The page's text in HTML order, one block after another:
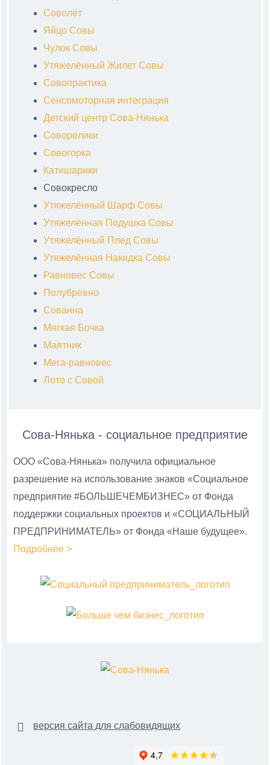
Соволёт
Яйцо Совы
Чулок Совы
Утяжелённый Жилет Совы
Совопрактика
Сенсомоторная интеграция
Детский центр Сова-Нянька
Соворолики
Совогорка
Катишарики
Совокресло
Утяжелённый Шарф Совы
Утяжелённая Подушка Совы
Утяжелённый Плед Совы
Утяжелённая Накидка Совы
Равновес Совы
Полубревно
Сованна
Мягкая Бочка
Маятник
Мега-равновес
Лото с Совой
Сова-Нянька - социальное предприятие
ООО «Сова-Нянька» получила официальное
разрешение на использование знаков «Социальное
предприятие #БОЛЬШЕЧЕМБИЗНЕС» от Фонда
поддержки социальных проектов и «СОЦИАЛЬНЫЙ
ПРЕДПРИНИМАТЕЛЬ» от Фонда «Наше будущее».
Подробнее >
версия сайта для слабовидящих